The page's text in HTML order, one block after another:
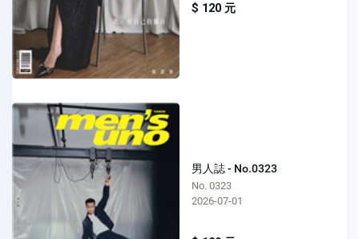
$ 120 元
男人誌 - No.0323
No. 0323
2026-07-01